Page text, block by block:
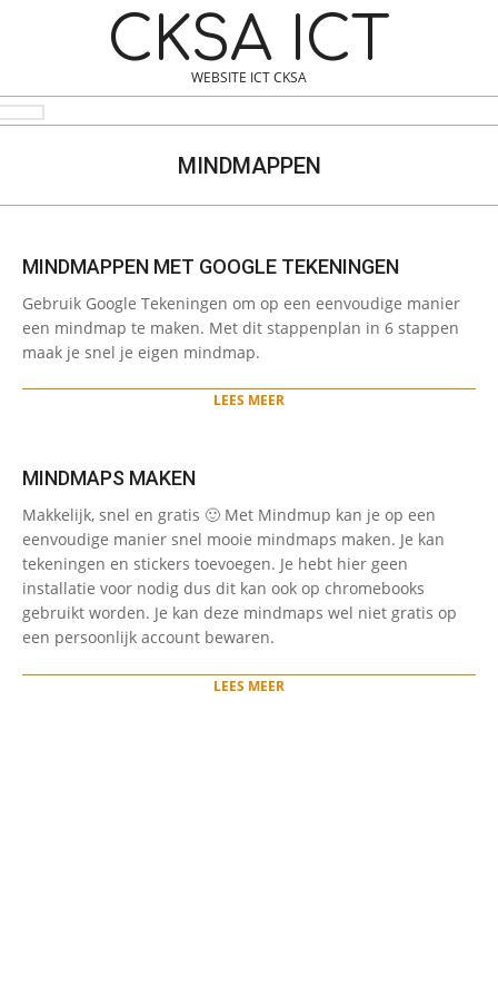
CKSA ICT
WEBSITE ICT CKSA
MINDMAPPEN
MINDMAPPEN MET GOOGLE TEKENINGEN
03-
02
Gebruik Google Tekeningen om op een eenvoudige manier
een mindmap te maken. Met dit stappenplan in 6 stappen
maak je snel je eigen mindmap.
LEES MEER
MINDMAPS MAKEN
06-
16
Makkelijk, snel en gratis 🙂 Met Mindmup kan je op een
eenvoudige manier snel mooie mindmaps maken. Je kan
tekeningen en stickers toevoegen. Je hebt hier geen
installatie voor nodig dus dit kan ook op chromebooks
gebruikt worden. Je kan deze mindmaps wel niet gratis op
een persoonlijk account bewaren.
LEES MEER